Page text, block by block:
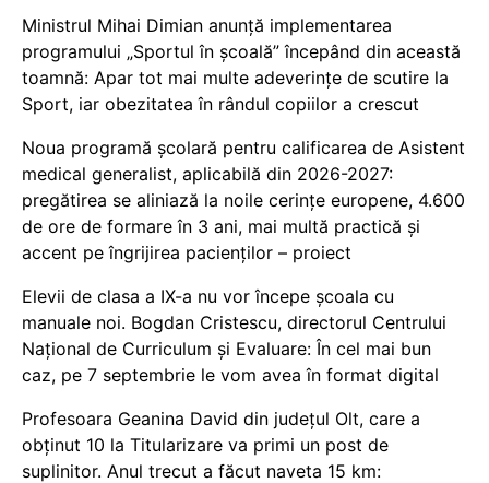
Ministrul Mihai Dimian anunță implementarea
programului „Sportul în școală” începând din această
toamnă: Apar tot mai multe adeverințe de scutire la
Sport, iar obezitatea în rândul copiilor a crescut
Noua programă școlară pentru calificarea de Asistent
medical generalist, aplicabilă din 2026-2027:
pregătirea se aliniază la noile cerințe europene, 4.600
de ore de formare în 3 ani, mai multă practică și
accent pe îngrijirea pacienților – proiect
Elevii de clasa a IX-a nu vor începe școala cu
manuale noi. Bogdan Cristescu, directorul Centrului
Național de Curriculum și Evaluare: În cel mai bun
caz, pe 7 septembrie le vom avea în format digital
Profesoara Geanina David din județul Olt, care a
obținut 10 la Titularizare va primi un post de
suplinitor. Anul trecut a făcut naveta 15 km: